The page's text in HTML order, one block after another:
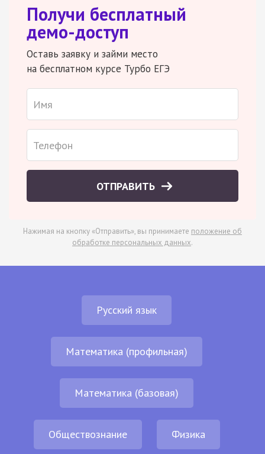
Получи бесплатный
демо-доступ
Оставь заявку и займи место
на бесплатном курсе Турбо ЕГЭ
ОТПРАВИТЬ
Нажимая на кнопку «Отправить», вы принимаете положение об
обработке персональных данных.
Русский язык
Математика (профильная)
Математика (базовая)
Обществознание Физика